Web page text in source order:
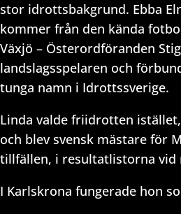
stor idrottsbakgrund. Ebba
kommer från den kända
Växjö – Österordföranden
landslagsspelaren och
tunga namn i Idrottssverige.
Linda valde friidrotten
och blev svensk mästare för
tillfällen, i resultatlistorna vid
I Karlskrona fungerade hon